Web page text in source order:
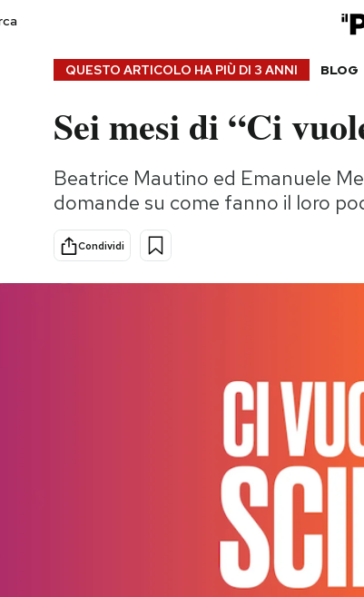
Consumismi
Storie/Idee
Ok Boomer!
Media
QUESTO ARTICOLO HA PIÙ DI 3 ANNI BLOG
Sei mesi di “Ci
Beatrice Mautino ed Emanuele
domande su come fanno il loro
Condividi